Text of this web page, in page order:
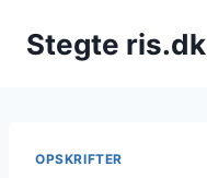
Stegte ris.dk
OPSKRIFTER